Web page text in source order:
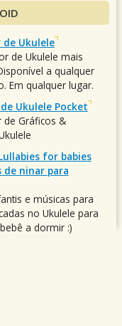
Ukulele
de Ukulele mais
a qualquer
Em qualquer lugar.
Ukulele Pocket
de Gráficos &
for babies
de ninar para
e músicas para
no Ukulele para
a dormir :)